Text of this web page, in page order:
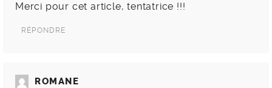
Merci pour cet article, tentatrice !!!
RÉPONDRE
ROMANE